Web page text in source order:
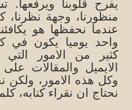
يفرح قلوبنا ويرفعها.
منظورنا، وجهة نظرنا،
عندما نحفظها هو
واحد يوميا يكون في
كثير من الامور
الايميل والمقالات على
وكل هذه الامور،
نحتاج ان نقراء كتابه،